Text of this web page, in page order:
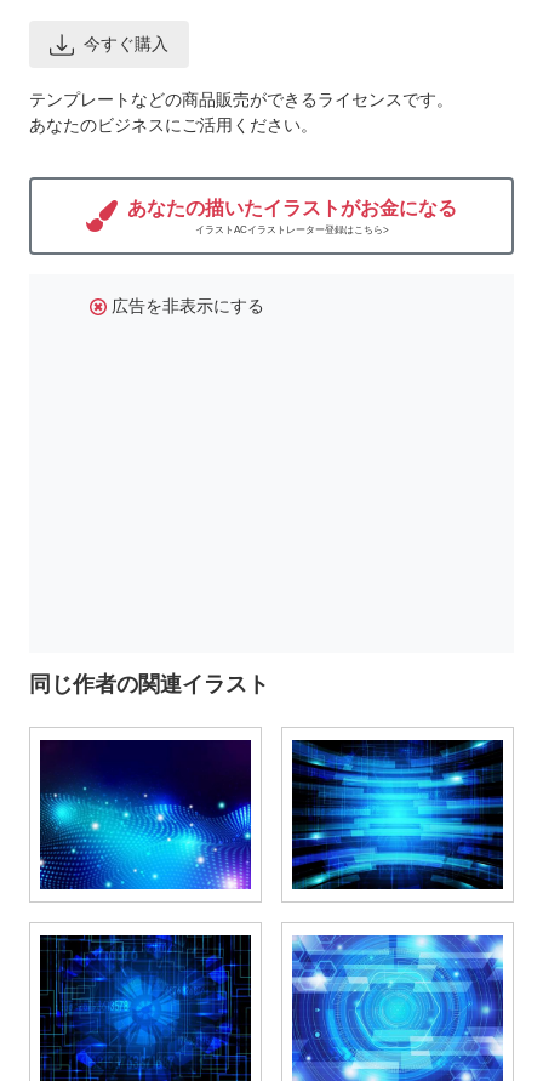
今すぐ購入
テンプレートなどの商品販売ができるライセンスです。
あなたのビジネスにご活用ください。
あなたの描いたイラストがお金になる
イラストACイラストレーター登録はこちら>
広告を非表示にする
同じ作者の関連イラスト